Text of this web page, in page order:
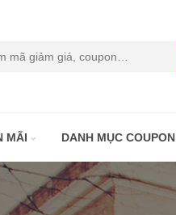
MÃI DANH MỤC COUPON